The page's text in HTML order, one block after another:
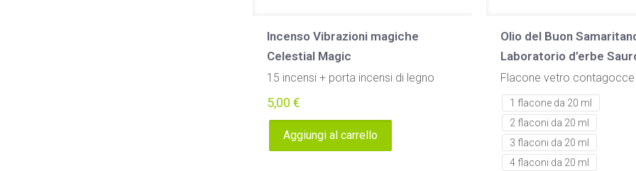
Incenso Vibrazioni magiche
Celestial Magic
15 incensi + porta incensi di legno
5,00 €
Aggiungi al carrello
Olio del Buon
Laboratorio d’erbe
Flacone vetro contagocce
1 flacone da 20 ml
2 flaconi da 20 ml
3 flaconi da 20 ml
4 flaconi da 20 ml